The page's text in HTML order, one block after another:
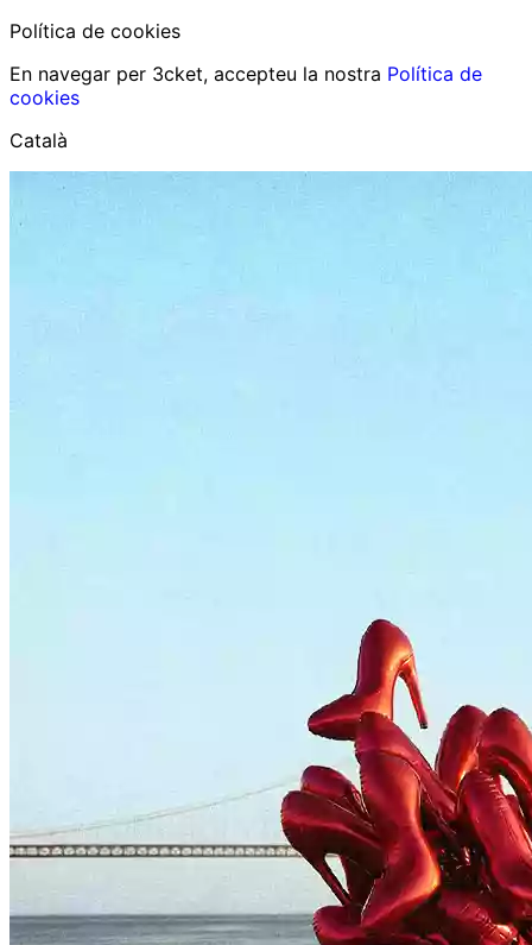
Política de cookies
En navegar per 3cket, accepteu la nostra Política de
cookies
Català